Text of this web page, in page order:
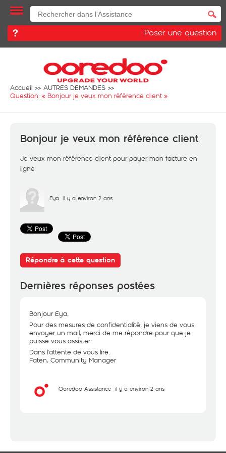
Poser une question
Accueil
AUTRES DEMANDES
Question: « Bonjour je veux mon référence client »
Bonjour je veux mon référence client
Je veux mon référence client pour payer mon facture en
ligne
Eya il y a environ 2 ans
Répondre à cette question
Dernières réponses postées
Bonjour Eya,
Pour des mesures de confidentialité, je viens de vous
envoyer un mail, merci de me répondre pour que je
puisse vous assister.
Dans l'attente de vous lire.
Faten, Community Manager
Ooredoo Assistance il y a environ 2 ans